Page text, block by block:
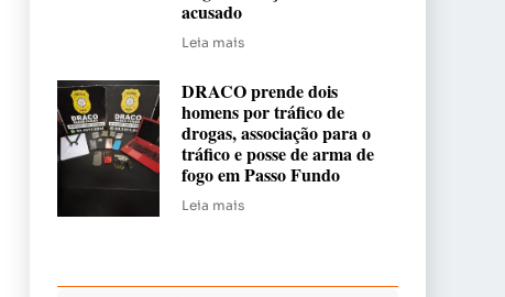
acusado
Leia mais
DRACO prende dois
homens por tráfico de
drogas, associação para o
tráfico e posse de arma de
fogo em Passo Fundo
Leia mais